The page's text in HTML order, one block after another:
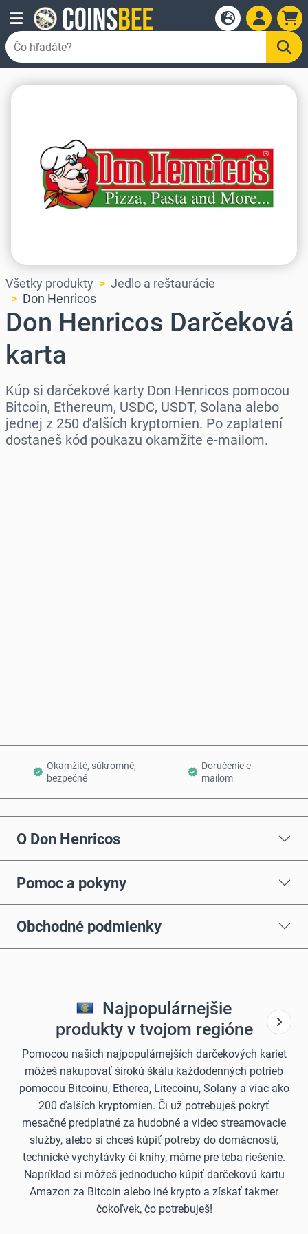
Všetky produkty
Jedlo a reštaurácie
Don Henricos
Don Henricos Darčeková
karta
Kúp si darčekové karty Don Henricos pomocou
Bitcoin, Ethereum, USDC, USDT, Solana alebo
jednej z 250 ďalších kryptomien. Po zaplatení
dostaneš kód poukazu okamžite e-mailom.
Okamžité, súkromné,
bezpečné
Doručenie e-
mailom
O Don Henricos
Pomoc a pokyny
Obchodné podmienky
Najpopulárnejšie
produkty v tvojom regióne
Pomocou našich najpopulárnejších darčekových kariet
môžeš nakupovať širokú škálu každodenných potrieb
pomocou Bitcoinu, Etherea, Litecoinu, Solany a viac ako
200 ďalších kryptomien. Či už potrebuješ pokryť
mesačné predplatné za hudobné a video streamovacie
služby, alebo si chceš kúpiť potreby do domácnosti,
technické vychytávky či knihy, máme pre teba riešenie.
Napríklad si môžeš jednoducho kúpiť darčekovú kartu
Amazon za Bitcoin alebo iné krypto a získať takmer
čokoľvek, čo potrebuješ!